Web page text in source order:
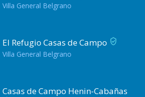
Villa General Belgrano
El Refugio Casas de Campo
Villa General Belgrano
Casas de Campo Henin-Cabañas